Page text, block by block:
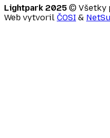
Lightpark 2025 © Všetky
Web vytvoril ČOSI &